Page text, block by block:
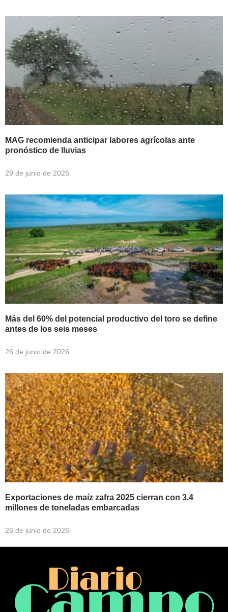
MAG recomienda anticipar labores agrícolas ante
pronóstico de lluvias
29 de junio de 2026
Más del 60% del potencial productivo del toro se define
antes de los seis meses
26 de junio de 2026
Exportaciones de maíz zafra 2025 cierran con 3.4
millones de toneladas embarcadas
26 de junio de 2026